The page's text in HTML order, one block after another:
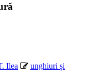
Ilea
unghiuri și